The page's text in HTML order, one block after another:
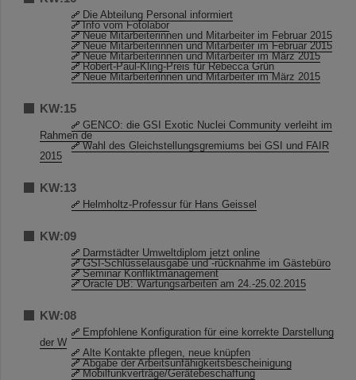
Die Abteilung Personal informiert
Info vom Fotolabor
Neue Mitarbeiterinnen und Mitarbeiter im Februar 2015
Neue Mitarbeiterinnen und Mitarbeiter im Februar 2015
Neue Mitarbeiterinnen und Mitarbeiter im März 2015
Robert-Paul-Kling-Preis für Rebecca Grün
Neue Mitarbeiterinnen und Mitarbeiter im März 2015
KW:15
GENCO: die GSI Exotic Nuclei Community verleiht im
Rahmen de
Wahl des Gleichstellungsgremiums bei GSI und FAIR
2015
KW:13
Helmholtz-Professur für Hans Geissel
KW:09
Darmstädter Umweltdiplom jetzt online
GSI-Schlüsselausgabe und -rücknahme im Gästebüro
Seminar Konfliktmanagement
Oracle DB: Wartungsarbeiten am 24.-25.02.2015
KW:08
Empfohlene Konfiguration für eine korrekte Darstellung
der W
Alte Kontakte pflegen, neue knüpfen
Abgabe der Arbeitsunfähigkeitsbescheinigung
Mobilfunkverträge/Gerätebeschaffung